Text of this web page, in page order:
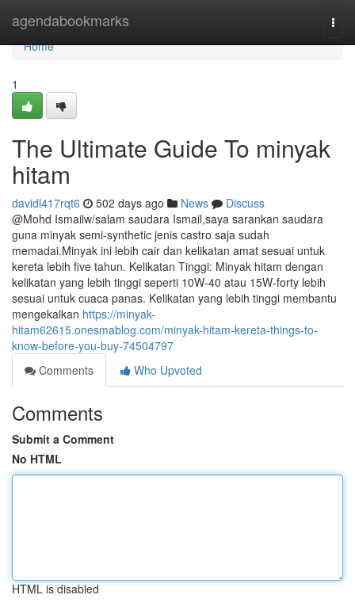
agendabookmarks
Home
Home
1
The Ultimate Guide To minyak
hitam
davidl417rqt6 502 days ago News
Discuss
@Mohd Ismailw/salam saudara Ismail,saya sarankan saudara
guna minyak semi-synthetic jenis castro saja sudah
memadai.Minyak ini lebih cair dan kelikatan amat sesuai untuk
kereta lebih five tahun. Kelikatan Tinggi: Minyak hitam dengan
kelikatan yang lebih tinggi seperti 10W-40 atau 15W-forty lebih
sesuai untuk cuaca panas. Kelikatan yang lebih tinggi membantu
mengekalkan https://minyak-
hitam62615.onesmablog.com/minyak-hitam-kereta-things-to-
know-before-you-buy-74504797
Comments
Who Upvoted
Comments
Submit a Comment
No HTML
HTML is disabled